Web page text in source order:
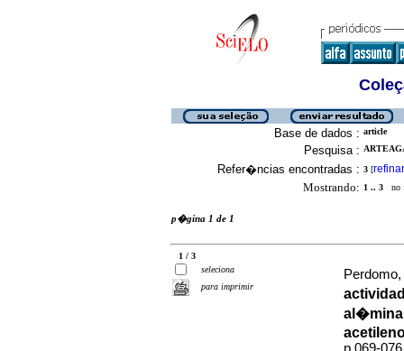
Base de dados : article
Pesquisa :
Refer�ncias encontradas : 3 [refinar
Mostrando: 1 .. 3 no
p�gina 1 de 1
1 / 3
seleciona
para imprimir
al�mina